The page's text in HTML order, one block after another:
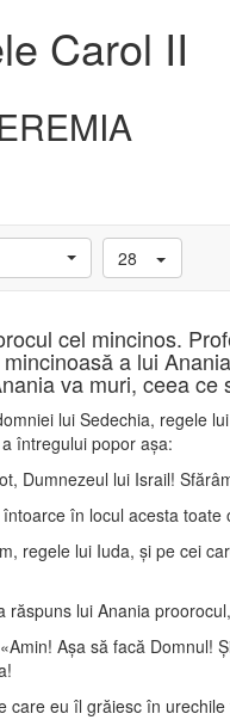
Carol II
28
cel mincinos.
a lui
va muri, ceea
lui Sedechia, regele
întregului popor aşa:
Dumnezeul lui Israil!
în locul acesta
regele lui Iuda, şi pe cei
răspuns lui Anania
Aşa să facă Domnul!
care eu îl grăiesc în